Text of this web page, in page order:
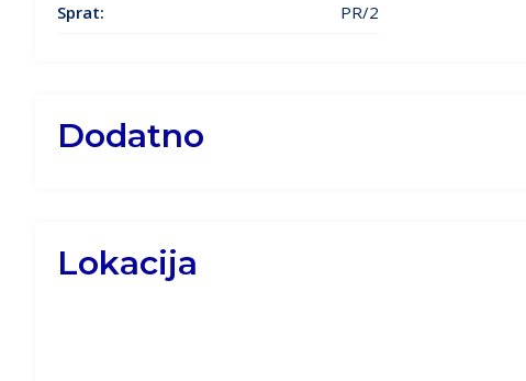
Sprat:
PR/2
Dodatno
Lokacija